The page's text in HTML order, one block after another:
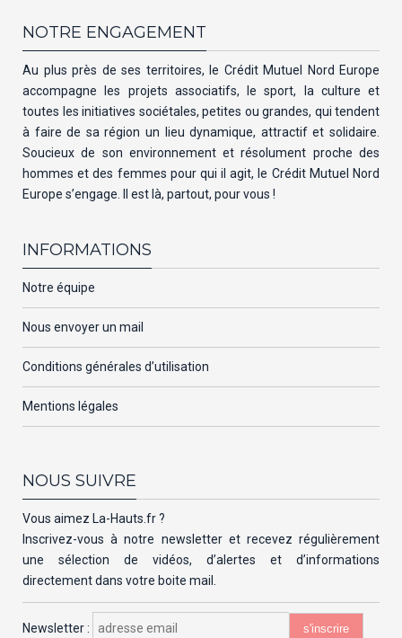
NOTRE ENGAGEMENT
Au plus près de ses territoires, le Crédit Mutuel Nord Europe
accompagne les projets associatifs, le sport, la culture et
toutes les initiatives sociétales, petites ou grandes, qui tendent
à faire de sa région un lieu dynamique, attractif et solidaire.
Soucieux de son environnement et résolument proche des
hommes et des femmes pour qui il agit, le Crédit Mutuel Nord
Europe s’engage. Il est là, partout, pour vous !
INFORMATIONS
Notre équipe
Nous envoyer un mail
Conditions générales d’utilisation
Mentions légales
NOUS SUIVRE
Vous aimez La-Hauts.fr ?
Inscrivez-vous à notre newsletter et recevez régulièrement
une sélection de vidéos, d’alertes et d’informations
directement dans votre boite mail.
Newsletter :